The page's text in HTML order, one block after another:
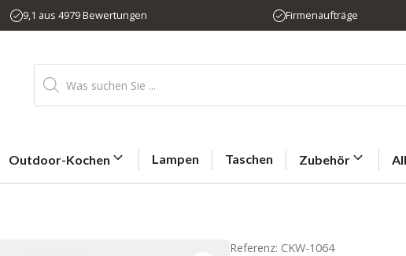
9,1 aus 4979 Bewertungen Firmenaufträge
Products
search
Outdoor-Kochen Lampen Taschen Zubehör
Referenz: CKW-1064